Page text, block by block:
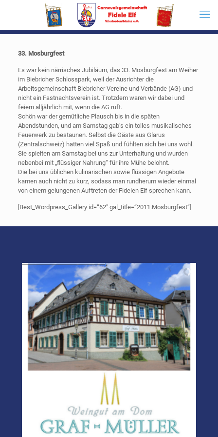
33. Mosburgfest
Es war kein närrisches Jubiläum, das 33. Mosburgfest am Weiher
im Biebricher Schlosspark, weil der Ausrichter die
Arbeitsgemeinschaft Biebricher Vereine und Verbände (AG) und
nicht ein Fastnachtsverein ist. Trotzdem waren wir dabei und
feiern alljährlich mit, wenn die AG ruft.
Schön war der gemütliche Plausch bis in die späten
Abendstunden, und am Samstag gab‘s ein tolles musikalisches
Feuerwerk zu bestaunen. Selbst die Gäste aus Glarus
(Zentralschweiz) hatten viel Spaß und fühlten sich bei uns wohl.
Sie spielten am Samstag bei uns zur Unterhaltung und wurden
nebenbei mit „flüssiger Nahrung“ für ihre Mühe belohnt.
Die bei uns üblichen kulinarischen sowie flüssigen Angebote
kamen auch nicht zu kurz, sodass man rundherum wieder einmal
von einem gelungenen Auftreten der Fidelen Elf sprechen kann.
[Best_Wordpress_Gallery id=“62″ gal_title=“2011.Mosburgfest“]